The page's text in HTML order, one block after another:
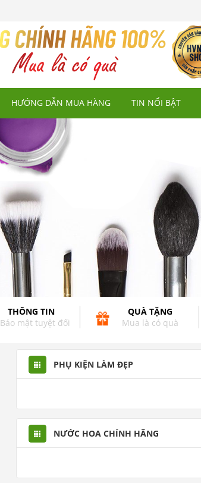
HƯỚNG DẪN MUA HÀNG TIN NỔI BẬT
THÔNG TIN
Bảo mật tuyệt đối
QUÀ TẶNG
Mua là có quà
PHỤ KIỆN LÀM ĐẸP
NƯỚC HOA CHÍNH HÃNG